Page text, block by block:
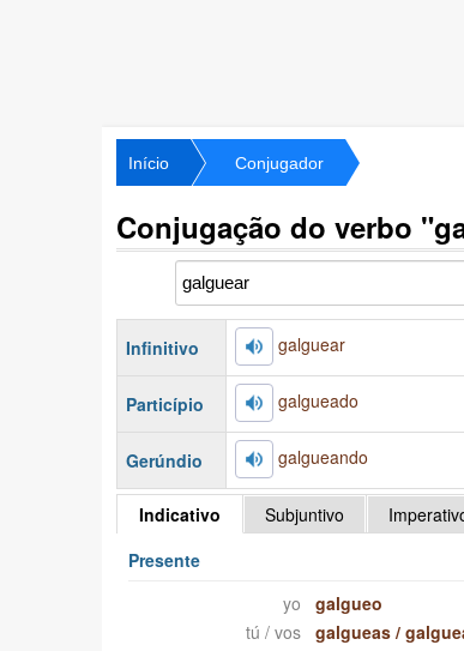
Início Conjugador
Conjugação do verbo
Infinitivo galguear
Particípio galgueado
Gerúndio galgueando
Indicativo Subjuntivo
Presente
yo
galgueo
tú / vos
galgueas /